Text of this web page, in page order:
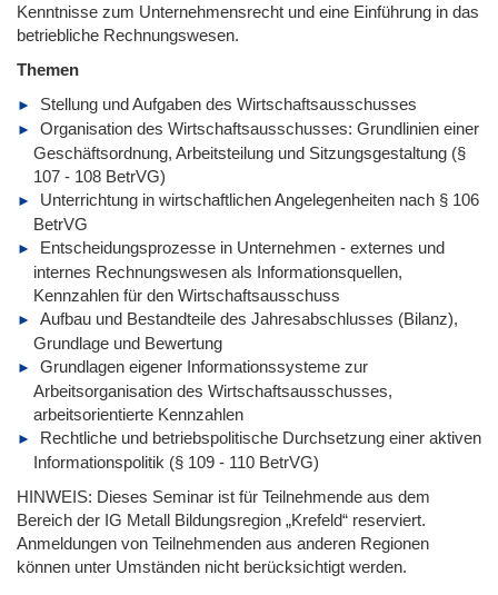
Kenntnisse zum Unternehmensrecht und eine Einführung in das
betriebliche Rechnungswesen.
Themen
Stellung und Aufgaben des Wirtschaftsausschusses
Organisation des Wirtschaftsausschusses: Grundlinien einer
Geschäftsordnung, Arbeitsteilung und Sitzungsgestaltung (§
107 - 108 BetrVG)
Unterrichtung in wirtschaftlichen Angelegenheiten nach § 106
BetrVG
Entscheidungsprozesse in Unternehmen - externes und
internes Rechnungswesen als Informationsquellen,
Kennzahlen für den Wirtschaftsausschuss
Aufbau und Bestandteile des Jahresabschlusses (Bilanz),
Grundlage und Bewertung
Grundlagen eigener Informationssysteme zur
Arbeitsorganisation des Wirtschaftsausschusses,
arbeitsorientierte Kennzahlen
Rechtliche und betriebspolitische Durchsetzung einer aktiven
Informationspolitik (§ 109 - 110 BetrVG)
HINWEIS: Dieses Seminar ist für Teilnehmende aus dem
Bereich der IG Metall Bildungsregion „Krefeld“ reserviert.
Anmeldungen von Teilnehmenden aus anderen Regionen
können unter Umständen nicht berücksichtigt werden.